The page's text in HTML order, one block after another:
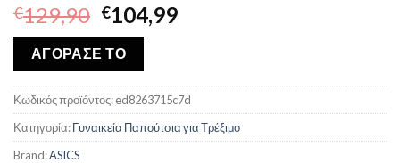
€129,90 Original
price
was:
€129,90.
€104,99Η
€104,99.
ΑΓΟΡΑΣΕ ΤΟ
Κωδικός προϊόντος:ed8263715c7d
Κατηγορία:Γυναικεία Παπούτσια για Τρέξιμο
Brand:ASICS